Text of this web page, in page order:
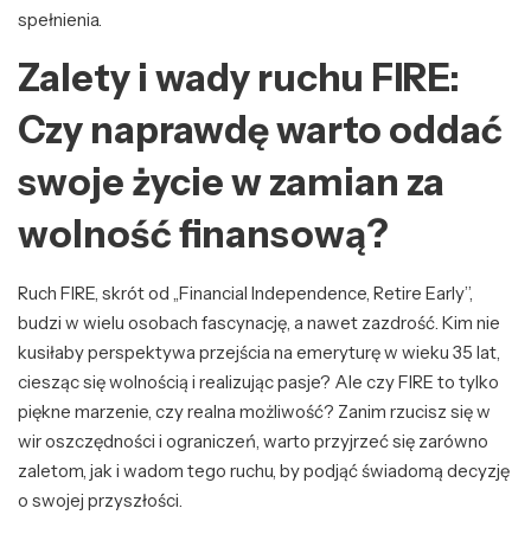
spełnienia.
Zalety i wady ruchu FIRE:
Czy naprawdę warto oddać
swoje życie w zamian za
wolność finansową?
Ruch FIRE, skrót od „Financial Independence, Retire Early”,
budzi w wielu osobach fascynację, a nawet zazdrość. Kim nie
kusiłaby perspektywa przejścia na emeryturę w wieku 35 lat,
ciesząc się wolnością i realizując pasje? Ale czy FIRE to tylko
piękne marzenie, czy realna możliwość? Zanim rzucisz się w
wir oszczędności i ograniczeń, warto przyjrzeć się zarówno
zaletom, jak i wadom tego ruchu, by podjąć świadomą decyzję
o swojej przyszłości.